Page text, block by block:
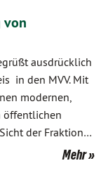
von
ausdrücklich
in den MVV. Mit
modernen,
öffentlichen
der Fraktion…
Mehr